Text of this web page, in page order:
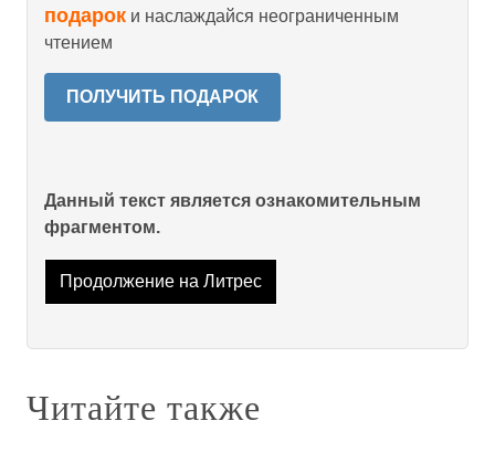
подарок и наслаждайся неограниченным
чтением
ПОЛУЧИТЬ ПОДАРОК
Данный текст является ознакомительным
фрагментом.
Продолжение на Литрес
Читайте также